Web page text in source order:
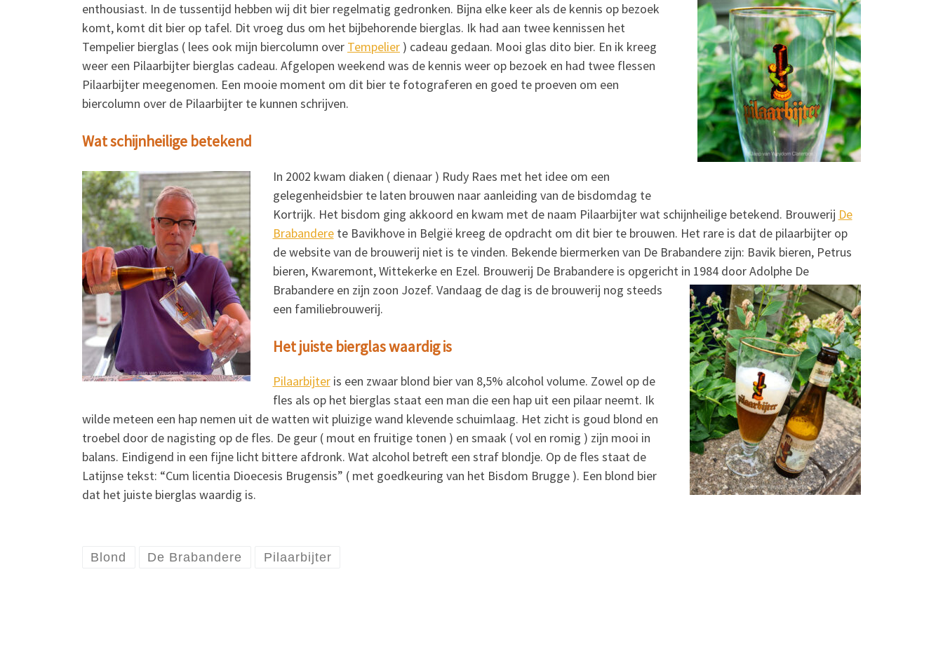
enthousiast. In de tussentijd hebben wij dit bier regelmatig gedronken. Bijna elke keer als de kennis op bezoek
komt, komt dit bier op tafel. Dit vroeg dus om het bijbehorende bierglas. Ik had aan twee kennissen het
Tempelier bierglas ( lees ook mijn biercolumn over Tempelier ) cadeau gedaan. Mooi glas dito bier. En ik kreeg
weer een Pilaarbijter bierglas cadeau. Afgelopen weekend was de kennis weer op bezoek en had twee flessen
Pilaarbijter meegenomen. Een mooie moment om dit bier te fotograferen en goed te proeven om een
biercolumn over de Pilaarbijter te kunnen schrijven.
Wat schijnheilige betekend
In 2002 kwam diaken ( dienaar ) Rudy Raes met het idee om een
gelegenheidsbier te laten brouwen naar aanleiding van de bisdomdag te
Kortrijk. Het bisdom ging akkoord en kwam met de naam Pilaarbijter wat schijnheilige betekend. Brouwerij De
Brabanderete Bavikhove in België kreeg de opdracht om dit bier te brouwen. Het rare is dat de pilaarbijter op
de website van de brouwerij niet is te vinden. Bekende biermerken van De Brabandere zijn: Bavik bieren, Petrus
bieren, Kwaremont, Wittekerke en Ezel. Brouwerij De Brabandere is opgericht in 1984 door Adolphe De
Brabandere en zijn zoon Jozef. Vandaag de dag is de brouwerij nog steeds
een familiebrouwerij.
Het juiste bierglas waardig is
Pilaarbijteris een zwaar blond bier van 8,5% alcohol volume. Zowel op de
fles als op het bierglas staat een man die een hap uit een pilaar neemt. Ik
wilde meteen een hap nemen uit de watten wit pluizige wand klevende schuimlaag. Het zicht is goud blond en
troebel door de nagisting op de fles. De geur ( mout en fruitige tonen ) en smaak ( vol en romig ) zijn mooi in
balans. Eindigend in een fijne licht bittere afdronk. Wat alcohol betreft een straf blondje. Op de fles staat de
Latijnse tekst: “Cum licentia Dioecesis Brugensis” ( met goedkeuring van het Bisdom Brugge ). Een blond bier
dat het juiste bierglas waardig is.
Blond De Brabandere Pilaarbijter